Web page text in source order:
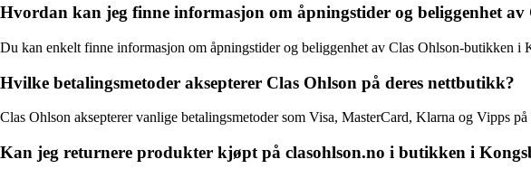
Hvordan kan jeg finne informasjon om åpningstider og beliggenhet
Du kan enkelt finne informasjon om åpningstider og beliggenhet av Clas Ohlson-butikken i
Hvilke betalingsmetoder aksepterer Clas Ohlson på deres nettbutikk?
Clas Ohlson aksepterer vanlige betalingsmetoder som Visa, MasterCard, Klarna og Vipps
Kan jeg returnere produkter kjøpt på clasohlson.no i butikken i